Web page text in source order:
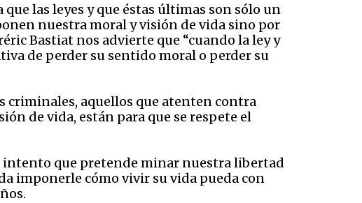
las leyes y que éstas últimas son sólo un
nuestra moral y visión de vida sino por
Bastiat nos advierte que “cuando la ley y
de perder su sentido moral o perder su
criminales, aquellos que atenten contra
de vida, están para que se respete el
intento que pretende minar nuestra libertad
imponerle cómo vivir su vida pueda con